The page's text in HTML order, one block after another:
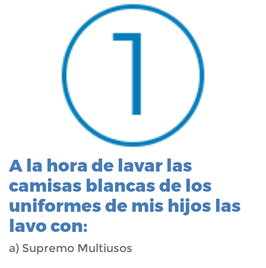
A la hora de lavar las
camisas blancas de los
uniformes de mis hijos las
lavo con:
a) Supremo Multiusos